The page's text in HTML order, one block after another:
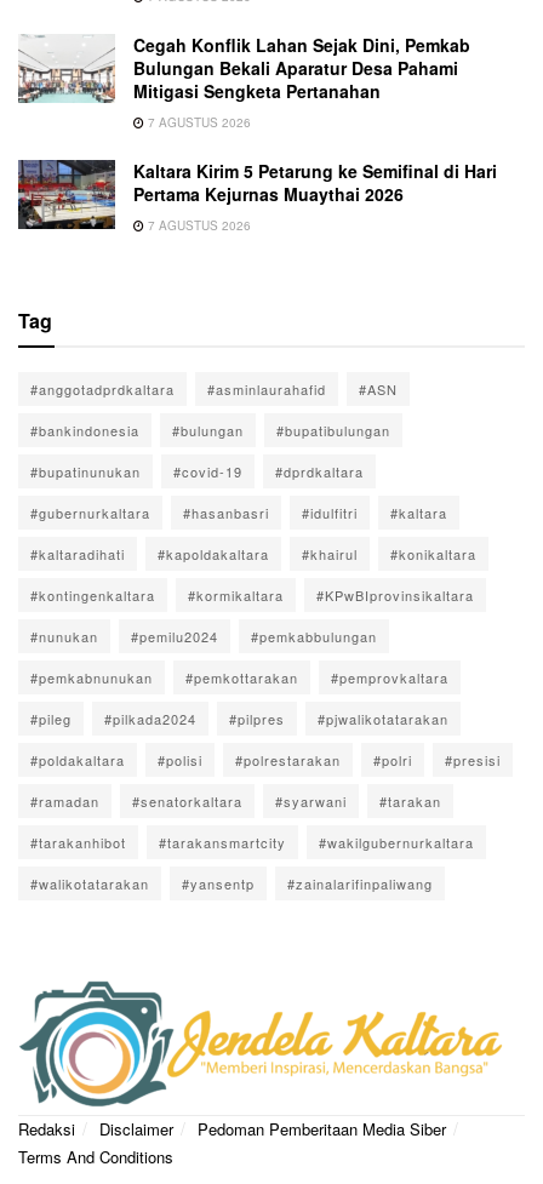
Cegah Konflik Lahan Sejak Dini, Pemkab
Bulungan Bekali Aparatur Desa Pahami
Mitigasi Sengketa Pertanahan
7 AGUSTUS 2026
Kaltara Kirim 5 Petarung ke Semifinal di Hari
Pertama Kejurnas Muaythai 2026
7 AGUSTUS 2026
Tag
#anggotadprdkaltara #asminlaurahafid #ASN
#bankindonesia #bulungan #bupatibulungan
#bupatinunukan #covid-19 #dprdkaltara
#gubernurkaltara #hasanbasri #idulfitri #kaltara
#kaltaradihati #kapoldakaltara #khairul #konikaltara
#kontingenkaltara #kormikaltara #KPwBIprovinsikaltara
#nunukan #pemilu2024 #pemkabbulungan
#pemkabnunukan #pemkottarakan #pemprovkaltara
#pileg #pilkada2024 #pilpres #pjwalikotatarakan
#poldakaltara #polisi #polrestarakan #polri #presisi
#ramadan #senatorkaltara #syarwani #tarakan
#tarakanhibot #tarakansmartcity #wakilgubernurkaltara
#walikotatarakan #yansentp #zainalarifinpaliwang
Redaksi Disclaimer
Pedoman Pemberitaan Media Siber
Terms And Conditions